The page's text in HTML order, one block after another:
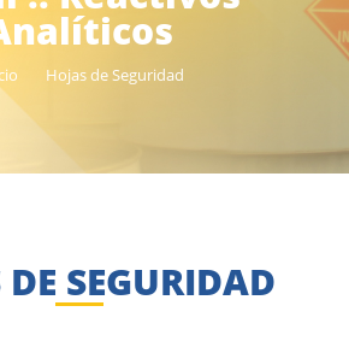
Hojas de Seguridad
SEGURIDAD